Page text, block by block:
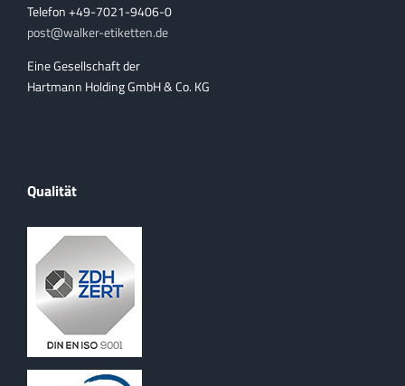
Telefon +49-7021-9406-0
post@walker-etiketten.de
Eine Gesellschaft der
Hartmann Holding GmbH & Co. KG
Qualität